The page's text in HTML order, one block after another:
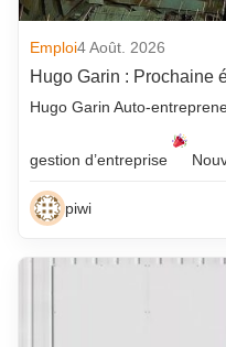
Emploi4 Août. 2026
Hugo Garin : Prochaine
Hugo Garin Auto-
gestion d’entreprise
piwi